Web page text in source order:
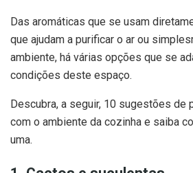
Das aromáticas que se usam
que ajudam a purificar o ar ou
ambiente, há várias opções que se
condições deste espaço.
Descubra, a seguir, 10 sugestões de
com o ambiente da cozinha e saiba
uma.